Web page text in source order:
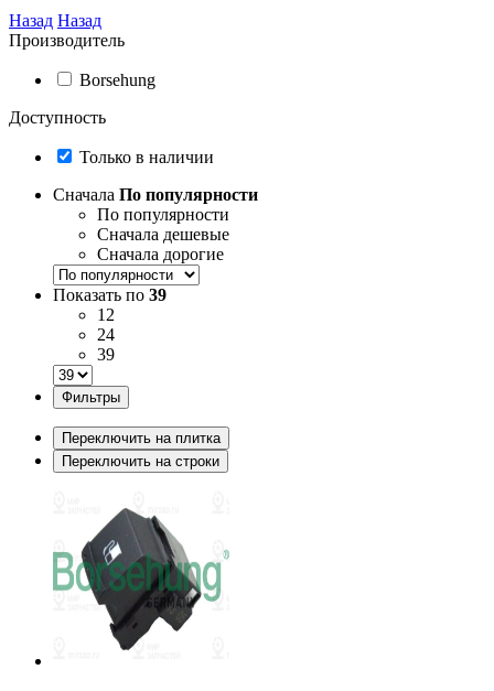
Назад Назад
Производитель
Borsehung
Доступность
Только в наличии
Сначала По популярности
По популярности
Сначала дешевые
Сначала дорогие
Показать по 39
12
24
39
Фильтры
Переключить на плитка
Переключить на строки